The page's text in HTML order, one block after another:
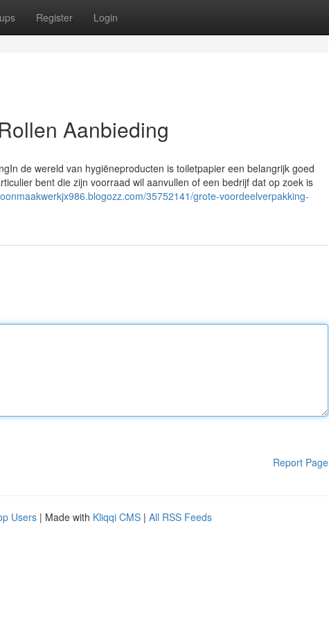
Register Login
Aanbieding
de wereld van hygiëneproducten is toiletpapier een belangrijk goed
bent die zijn voorraad wil aanvullen of een bedrijf dat op zoek is
35752141/grote-voordeelverpakking-
Report Page
Users | Made with Kliqqi CMS | All RSS Feeds